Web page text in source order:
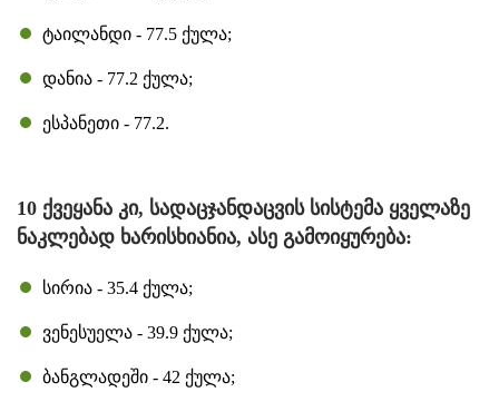
ტაილანდი - 77.5 ქულა;
დანია - 77.2 ქულა;
ესპანეთი - 77.2.
10 ქვეყანა კი, სადაცჯანდაცვის სისტემა ყველაზე
ნაკლებად ხარისხიანია, ასე გამოიყურება:
სირია - 35.4 ქულა;
ვენესუელა - 39.9 ქულა;
ბანგლადეში - 42 ქულა;